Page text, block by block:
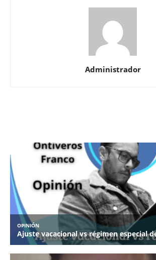
Administrador